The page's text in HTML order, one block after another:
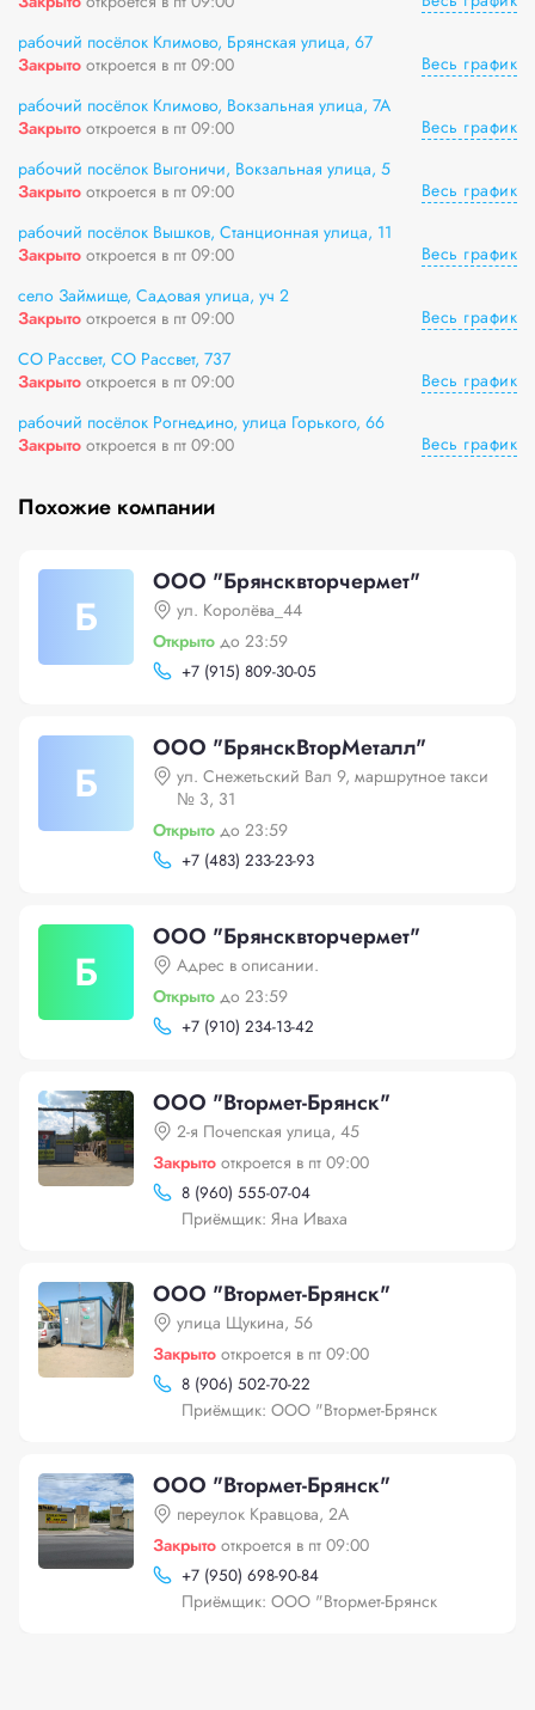
рабочий посёлок Климово, Брянская улица, 67
Закрыто откроется в пт 09:00
Весь график
рабочий посёлок Климово, Вокзальная улица, 7А
Закрыто откроется в пт 09:00
Весь график
рабочий посёлок Выгоничи, Вокзальная улица, 5
Закрыто откроется в пт 09:00
Весь график
рабочий посёлок Вышков, Станционная улица, 11
Закрыто откроется в пт 09:00
Весь график
село Займище, Садовая улица, уч 2
Закрыто откроется в пт 09:00
Весь график
СО Рассвет, СО Рассвет, 737
Закрыто откроется в пт 09:00
Весь график
рабочий посёлок Рогнедино, улица Горького, 66
Закрыто откроется в пт 09:00 Весь график
Похожие компании
Б
ООО "Брянсквторчермет"
yл. Kopoлёвa_44
Открыто до 23:59
+7 (915) 809-30-05
Б
ООО "БрянскВторМеталл"
ул. Снежетьский Вал 9, маршрутное такси
№ 3, 31
Открыто до 23:59
+7 (483) 233-23-93
Б
ООО "Брянсквторчермет"
Адрес в описании.
Открыто до 23:59
+7 (910) 234-13-42
ООО "Втормет-Брянск"
2-я Почепская улица, 45
Закрыто откроется в пт 09:00
8 (960) 555-07-04
Приёмщик: Яна Иваха
ООО "Втормет-Брянск"
улица Щукина, 56
Закрыто откроется в пт 09:00
8 (906) 502-70-22
Приёмщик: ООО "Втормет-Брянск
ООО "Втормет-Брянск"
переулок Кравцова, 2А
Закрыто откроется в пт 09:00
+7 (950) 698-90-84
Приёмщик: ООО "Втормет-Брянск